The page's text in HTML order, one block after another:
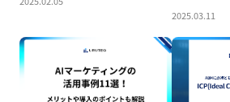
2025.03.11